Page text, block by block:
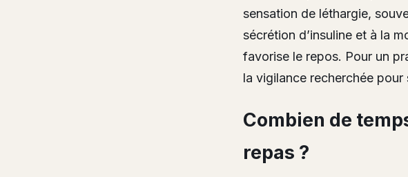
sensation de léthargie,
sécrétion d’insuline et à la
favorise le repos. Pour un
la vigilance recherchée
Combien de
repas ?